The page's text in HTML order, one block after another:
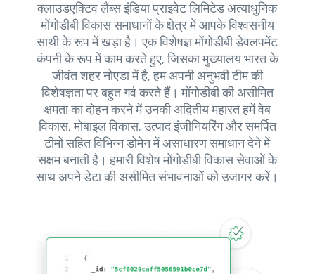
क्लाउडएक्टिव लैब्स इंडिया प्राइवेट लिमिटेड अत्याधुनिक
मोंगोडीबी विकास समाधानों के क्षेत्र में आपके विश्वसनीय
साथी के रूप में खड़ा है। एक विशेषज्ञ मोंगोडीबी डेवलपमेंट
कंपनी के रूप में काम करते हुए, जिसका मुख्यालय भारत के
जीवंत शहर नोएडा में है, हम अपनी अनुभवी टीम की
विशेषज्ञता पर बहुत गर्व करते हैं। मोंगोडीबी की असीमित
क्षमता का दोहन करने में उनकी अद्वितीय महारत हमें वेब
विकास, मोबाइल विकास, उत्पाद इंजीनियरिंग और समर्पित
टीमों सहित विभिन्न डोमेन में असाधारण समाधान देने में
सक्षम बनाती है। हमारी विशेष मोंगोडीबी विकास सेवाओं के
साथ अपने डेटा की असीमित संभावनाओं को उजागर करें।